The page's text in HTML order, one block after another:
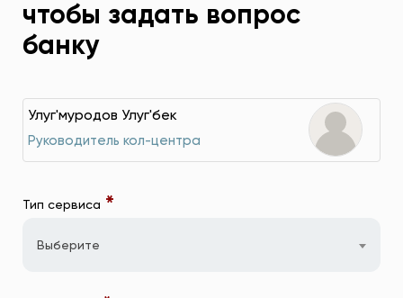
чтобы задать вопрос
банку
Улуг'муродов Улуг'бек
Руководитель кол-центра
Тип сервиса *
Выберите